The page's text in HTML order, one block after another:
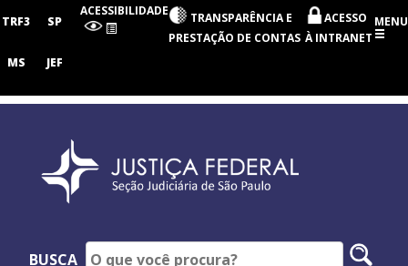
Judiciária
Paulo
TRF3 SP
MS JEF
ACESSIBILIDADE
TRANSPARÊNCIA E
PRESTAÇÃO DE CONTAS
ACESSO
À INTRANET
MENU
BUSCA